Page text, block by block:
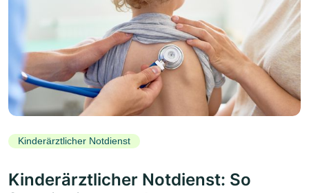
Kinderärztlicher Notdienst
Kinderärztlicher Notdienst: So